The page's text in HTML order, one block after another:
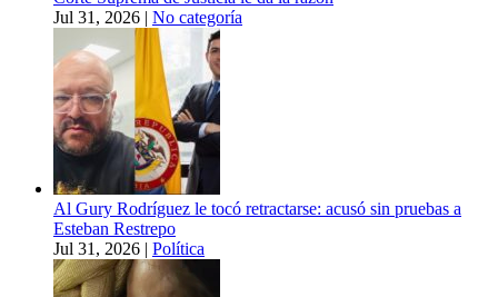
Jul 31, 2026 | No categoría
Al Gury Rodríguez le tocó retractarse: acusó sin pruebas a
Esteban Restrepo
Jul 31, 2026 | Política